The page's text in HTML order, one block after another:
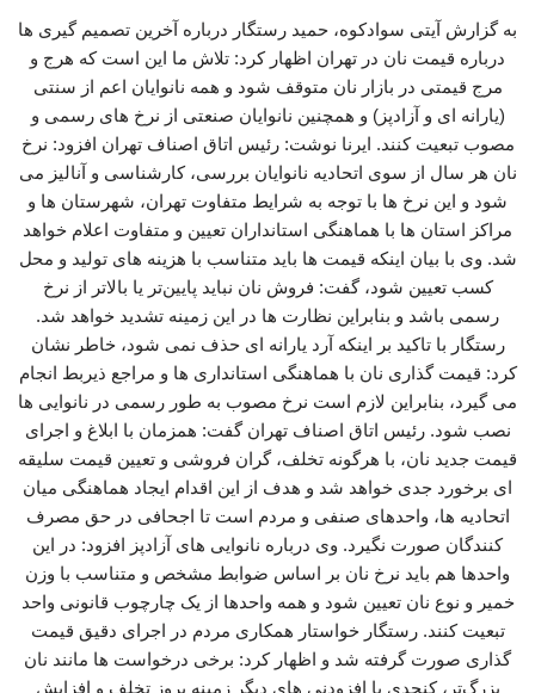
به گزارش آیتی سوادکوه، حمید رستگار درباره آخرین تصمیم گیری ها
درباره قیمت نان در تهران اظهار کرد: تلاش ما این است که هرج‌ و
مرج قیمتی در بازار نان متوقف شود و همه نانوایان اعم از سنتی
(یارانه ای و آزادپز) و همچنین نانوایان صنعتی از نرخ‌ های رسمی و
مصوب تبعیت کنند. ایرنا نوشت: رئیس اتاق اصناف تهران افزود: نرخ
نان هر سال از سوی اتحادیه نانوایان بررسی، کارشناسی و آنالیز می
شود و این نرخ‌ ها با توجه به شرایط متفاوت تهران، شهرستان‌ ها و
مراکز استان‌ ها با هماهنگی استانداران تعیین و متفاوت اعلام خواهد
شد. وی با بیان اینکه قیمت‌ ها باید متناسب با هزینه‌ های تولید و محل
کسب تعیین شود، گفت: فروش نان نباید پایین‌تر یا بالاتر از نرخ
رسمی باشد و بنابراین نظارت‌ ها در این زمینه تشدید خواهد شد.
رستگار با تاکید بر اینکه آرد یارانه‌ ای حذف نمی‌ شود، خاطر نشان
کرد: قیمت‌ گذاری نان با هماهنگی استانداری‌ ها و مراجع ذیربط انجام
می‌ گیرد، بنابراین لازم است نرخ مصوب به‌ طور رسمی در نانوایی‌ ها
نصب شود. رئیس اتاق اصناف تهران گفت: همزمان با ابلاغ و اجرای
قیمت جدید نان، با هرگونه تخلف، گران‌ فروشی و تعیین قیمت سلیقه‌
ای برخورد جدی خواهد شد و هدف از این اقدام ایجاد هماهنگی میان
اتحادیه‌ ها، واحدهای صنفی و مردم است تا اجحافی در حق مصرف‌
کنندگان صورت نگیرد. وی درباره نانوایی‌ های آزادپز افزود: در این
واحدها هم باید نرخ نان بر اساس ضوابط مشخص و متناسب با وزن
خمیر و نوع نان تعیین شود و همه واحدها از یک چارچوب قانونی واحد
تبعیت کنند. رستگار خواستار همکاری مردم در اجرای دقیق قیمت
گذاری صورت گرفته شد و اظهار کرد: برخی درخواست‌ ها مانند نان
بزرگ‌تر، کنجدی یا افزودنی‌ های دیگر زمینه بروز تخلف و افزایش